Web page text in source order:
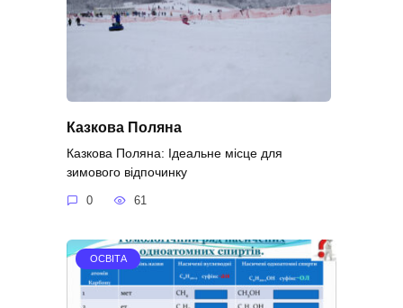
Казкова Поляна
Казкова Поляна: Ідеальне місце для
зимового відпочинку
0 61
ОСВІТА